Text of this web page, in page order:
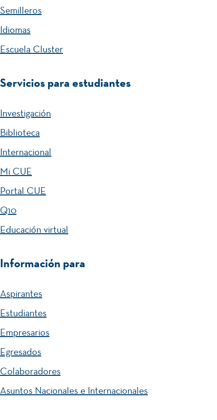
Semilleros
Idiomas
Escuela Cluster
Servicios para estudiantes
Investigación
Biblioteca
Internacional
Mi CUE
Portal CUE
Q10
Educación virtual
Información para
Aspirantes
Estudiantes
Empresarios
Egresados
Colaboradores
Asuntos Nacionales e Internacionales